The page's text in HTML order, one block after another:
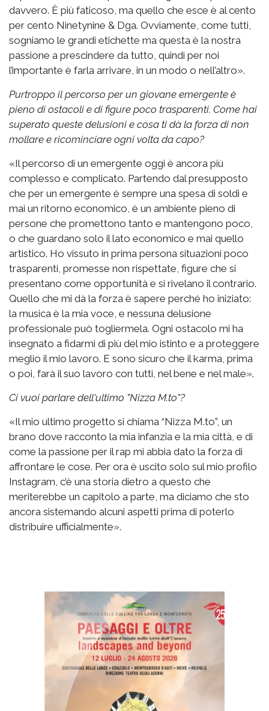
davvero. È più faticoso, ma quello che esce è al cento
per cento Ninetynine & Dga. Ovviamente, come tutti,
sogniamo le grandi etichette ma questa è la nostra
passione a prescindere da tutto, quindi per noi
l’importante è farla arrivare, in un modo o nell’altro».
Purtroppo il percorso per un giovane emergente è
pieno di ostacoli e di figure poco trasparenti. Come hai
superato queste delusioni e cosa ti dà la forza di non
mollare e ricominciare ogni volta da capo?
«Il percorso di un emergente oggi è ancora più
complesso e complicato. Partendo dal presupposto
che per un emergente è sempre una spesa di soldi e
mai un ritorno economico, è un ambiente pieno di
persone che promettono tanto e mantengono poco,
o che guardano solo il lato economico e mai quello
artistico. Ho vissuto in prima persona situazioni poco
trasparenti, promesse non rispettate, figure che si
presentano come opportunità e si rivelano il contrario.
Quello che mi dà la forza è sapere perché ho iniziato:
la musica è la mia voce, e nessuna delusione
professionale può togliermela. Ogni ostacolo mi ha
insegnato a fidarmi di più del mio istinto e a proteggere
meglio il mio lavoro. E sono sicuro che il karma, prima
o poi, farà il suo lavoro con tutti, nel bene e nel male».
Ci vuoi parlare dell'ultimo "Nizza M.to"?
«Il mio ultimo progetto si chiama “Nizza M.to”, un
brano dove racconto la mia infanzia e la mia città, e di
come la passione per il rap mi abbia dato la forza di
affrontare le cose. Per ora è uscito solo sul mio profilo
Instagram, c’è una storia dietro a questo che
meriterebbe un capitolo a parte, ma diciamo che sto
ancora sistemando alcuni aspetti prima di poterlo
distribuire ufficialmente».